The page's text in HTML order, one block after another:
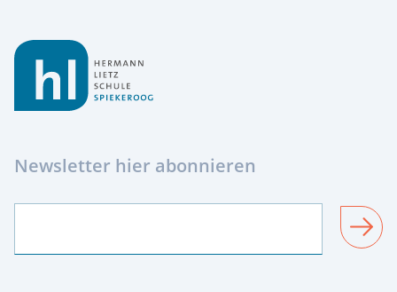
Newsletter hier abonnieren
SENDEN